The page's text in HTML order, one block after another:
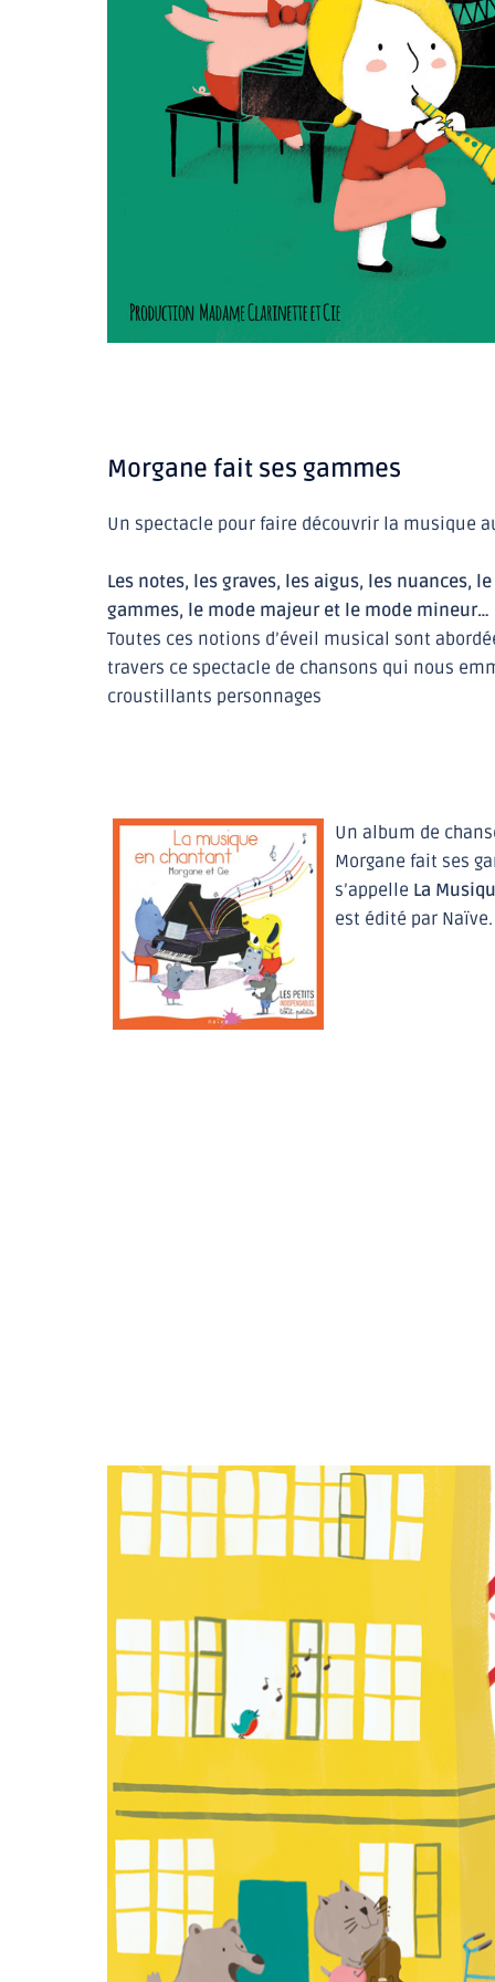
Morgane fait ses gammes
Un spectacle pour faire découvrir la musique
Les notes, les graves, les aigus, les nuances,
gammes, le mode majeur et le mode mineur…
Toutes ces notions d’éveil musical sont
travers ce spectacle de chansons qui nous
croustillants personnages
Un album de
Morgane fait ses
s’appelle La
est édité par Naïve.